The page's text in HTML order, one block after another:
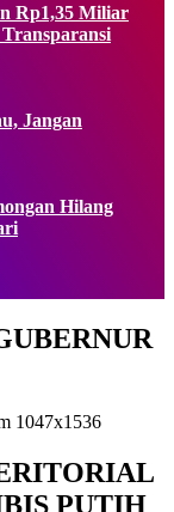
Rp1,35 Miliar
Jangan
Hilang
PUTIH